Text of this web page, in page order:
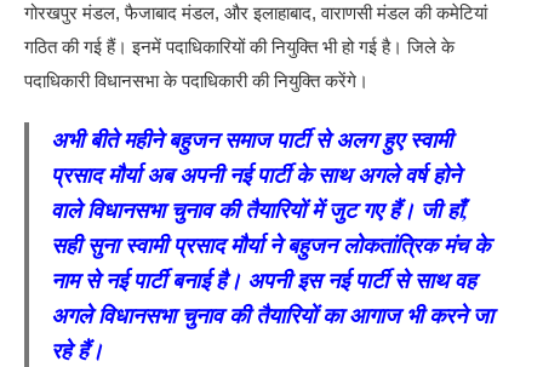
गोरखपुर मंडल, फैजाबाद मंडल, और इलाहाबाद, वाराणसी मंडल की कमेटियां
गठित की गई हैं। इनमें पदाधि‍कारियों की नियुक्ति भी हो गई है। जिले के
पदाधिकारी विधानसभा के पदाधिकारी की नियुक्ति करेंगे।
अभी बीते महीने बहुजन समाज पार्टी से अलग हुए स्वामी
प्रसाद मौर्या अब अपनी नई पार्टी के साथ अगले वर्ष होने
वाले विधानसभा चुनाव की तैयारियों में जुट गए हैं। जी हाँ,
सही सुना स्वामी प्रसाद मौर्या ने बहुजन लोकतांत्रिक मंच के
नाम से नई पार्टी बनाई है। अपनी इस नई पार्टी से साथ वह
अगले विधानसभा चुनाव की तैयारियों का आगाज भी करने जा
रहे हैं।